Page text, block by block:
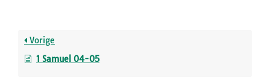
Vorige
1 Samuel 04-05